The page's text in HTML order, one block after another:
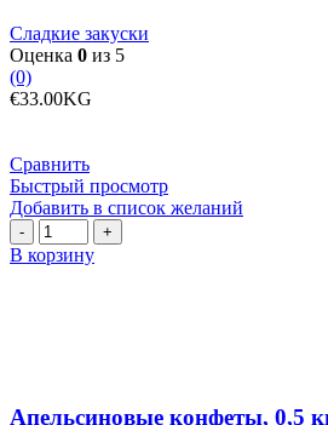
Сладкие закуски
Оценка 0 из 5
(0)
€33.00KG
Сравнить
Быстрый просмотр
Добавить в список желаний
Количество
товара
Апельсиновые
В корзину
Апельсиновые конфеты, 0,5